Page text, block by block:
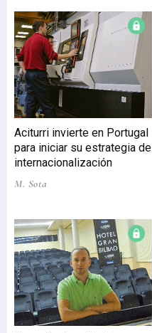
Aciturri invierte en Portugal
para iniciar su estrategia de
internacionalización
M. Sota